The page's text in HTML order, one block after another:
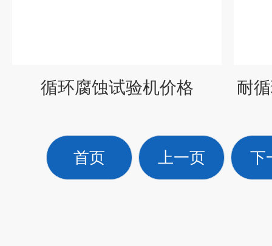
循环腐蚀试验机价格 耐
首页 上一页 下